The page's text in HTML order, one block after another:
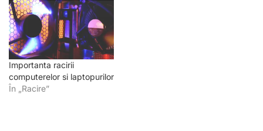
Importanta racirii
computerelor si laptopurilor
În „Racire”